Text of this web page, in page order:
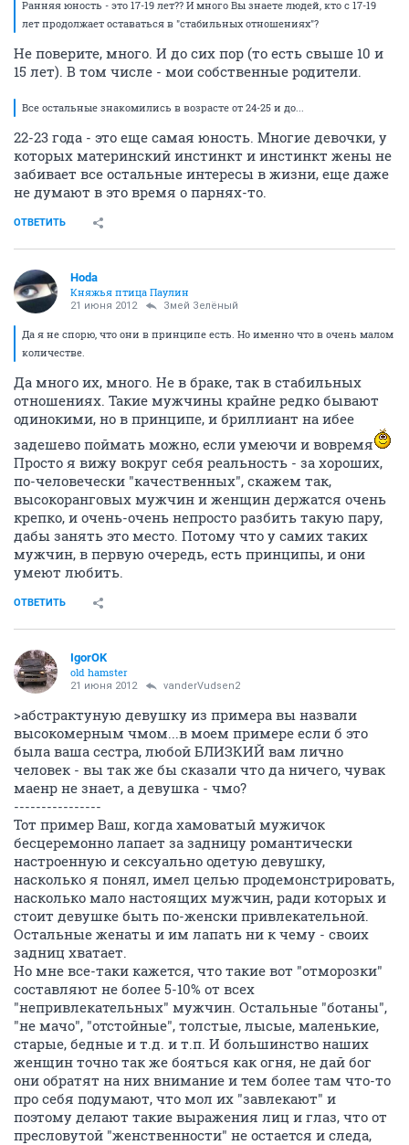
Ранняя юность - это 17-19 лет?? И много Вы знаете людей, кто с 17-19
лет продолжает оставаться в "стабильных отношениях"?
Не поверите, много. И до сих пор (то есть свыше 10 и
15 лет). В том числе - мои собственные родители.
Все остальные знакомились в возрасте от 24-25 и до...
22-23 года - это еще самая юность. Многие девочки, у
которых материнский инстинкт и инстинкт жены не
забивает все остальные интересы в жизни, еще даже
не думают в это время о парнях-то.
ОТВЕТИТЬ
Hoda
Княжья птица Паулин
21 июня 2012 Змей Зелёный
Да я не спорю, что они в принципе есть. Но именно что в очень малом
количестве.
Да много их, много. Не в браке, так в стабильных
отношениях. Такие мужчины крайне редко бывают
одинокими, но в принципе, и бриллиант на ибее
задешево поймать можно, если умеючи и вовремя
Просто я вижу вокруг себя реальность - за хороших,
по-человечески "качественных", скажем так,
высокоранговых мужчин и женщин держатся очень
крепко, и очень-очень непросто разбить такую пару,
дабы занять это место. Потому что у самих таких
мужчин, в первую очередь, есть принципы, и они
умеют любить.
ОТВЕТИТЬ
IgorOK
old hamster
21 июня 2012 vanderVudsen2
>абстрактуную девушку из примера вы назвали
высокомерным чмом...в моем примере если б это
была ваша сестра, любой БЛИЗКИЙ вам лично
человек - вы так же бы сказали что да ничего, чувак
маенр не знает, а девушка - чмо?
----------------
Тот пример Ваш, когда хамоватый мужичок
бесцеремонно лапает за задницу романтически
настроенную и сексуально одетую девушку,
насколько я понял, имел целью продемонстрировать,
насколько мало настоящих мужчин, ради которых и
стоит девушке быть по-женски привлекательной.
Остальные женаты и им лапать ни к чему - своих
задниц хватает.
Но мне все-таки кажется, что такие вот "отморозки"
составляют не более 5-10% от всех
"непривлекательных" мужчин. Остальные "ботаны",
"не мачо", "отстойные", толстые, лысые, маленькие,
старые, бедные и т.д. и т.п. И большинство наших
женщин точно так же бояться как огня, не дай бог
они обратят на них внимание и тем более там что-то
про себя подумают, что мол их "завлекают" и
поэтому делают такие выражения лиц и глаз, что от
пресловутой "женственности" не остается и следа,